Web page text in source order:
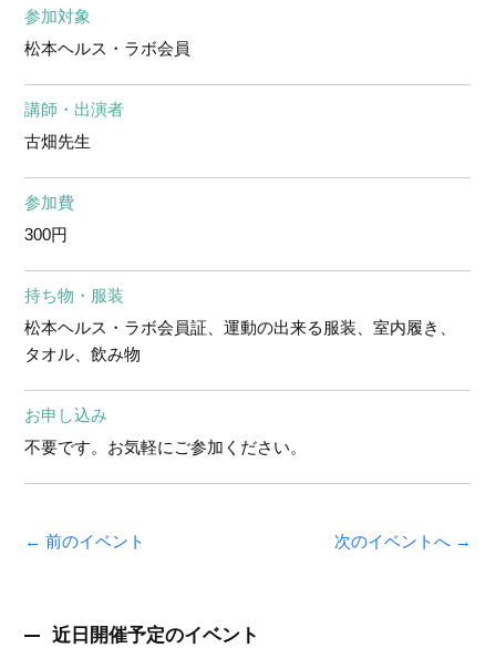
参加対象
松本ヘルス・ラボ会員
講師・出演者
古畑先生
参加費
300円
持ち物・服装
松本ヘルス・ラボ会員証、運動の出来る服装、室内履き、
タオル、飲み物
お申し込み
不要です。お気軽にご参加ください。
← 前のイベント 次のイベントへ →
近日開催予定のイベント